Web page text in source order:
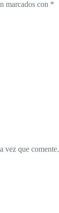
marcados con *
vez que comente.